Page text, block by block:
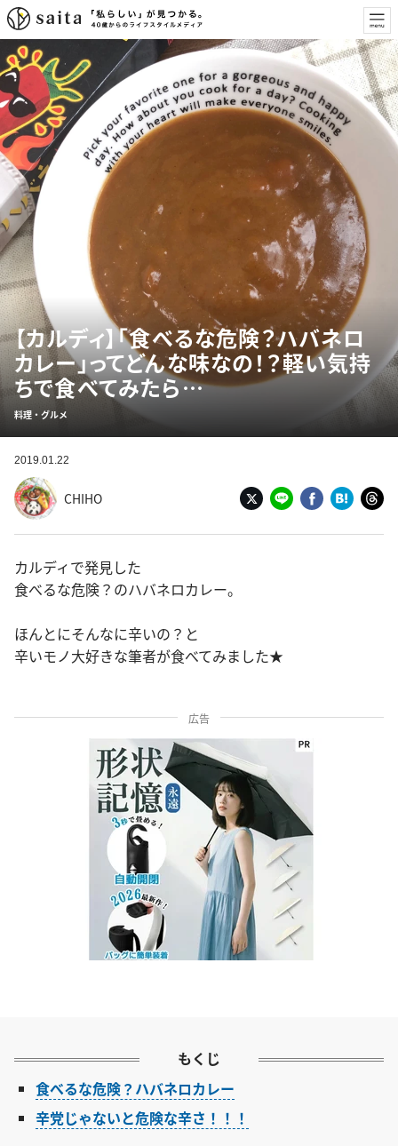
【カルディ】「食べるな危険？ハバネロ
カレー」ってどんな味なの！？軽い気持
ちで食べてみたら…
料理・グルメ
2019.01.22
CHIHO
カルディで発見した
食べるな危険？のハバネロカレー。
ほんとにそんなに辛いの？と
辛いモノ大好きな筆者が食べてみました★
広告
もくじ
食べるな危険？ハバネロカレー
辛党じゃないと危険な辛さ！！！